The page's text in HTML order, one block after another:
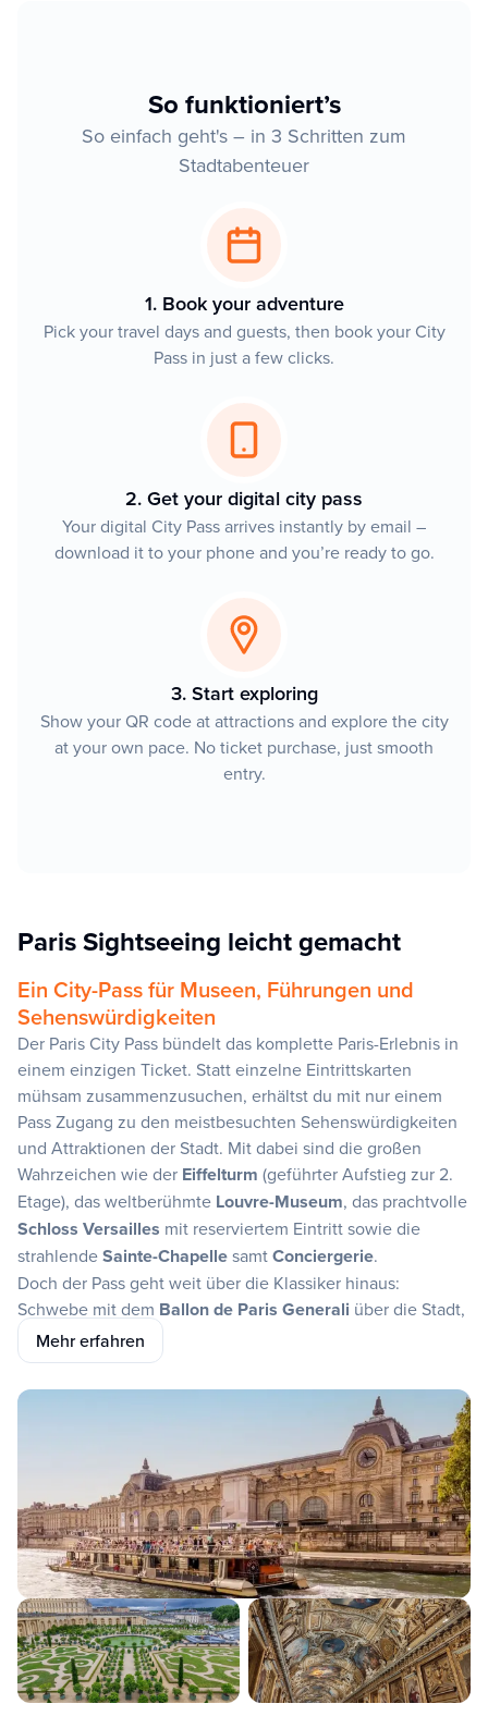
So funktioniert’s
So einfach geht's – in 3 Schritten zum
Stadtabenteuer
1. Book your adventure
Pick your travel days and guests, then book your City
Pass in just a few clicks.
2. Get your digital city pass
Your digital City Pass arrives instantly by email –
download it to your phone and you’re ready to go.
3. Start exploring
Show your QR code at attractions and explore the city
at your own pace. No ticket purchase, just smooth
entry.
Paris Sightseeing leicht gemacht
Ein City-Pass für Museen, Führungen und
Sehenswürdigkeiten
Der Paris City Pass bündelt das komplette Paris-Erlebnis in
einem einzigen Ticket. Statt einzelne Eintrittskarten
mühsam zusammenzusuchen, erhältst du mit nur einem
Pass Zugang zu den meistbesuchten Sehenswürdigkeiten
und Attraktionen der Stadt. Mit dabei sind die großen
Wahrzeichen wie der Eiffelturm (geführter Aufstieg zur 2.
Etage), das weltberühmte Louvre-Museum, das prachtvolle
Schloss Versailles mit reserviertem Eintritt sowie die
strahlendeSainte-ChapellesamtConciergerie.
Doch der Pass geht weit über die Klassiker hinaus:
Schwebe mit dem Ballon de Paris Generali über die Stadt,
erkunde das Künstlerviertel
geführten Tour, lausche dem
oder tauche bei einer Verkostung inLes Caves du Louvre
in die französische Weinkultur ein. Architektur- und
Fondation Louis Vuittonmit
exklusiver Führung, während du beimFragonard Parfum
Workshopdeinen eigenen Duft kreierst. Mit der flexiblen
Hop-on-Hop-off-Bustour, demFahrradverleih, einer
geführtenFahrradtourzu den Highlights und der
selbstgeführten Tour über den berühmten FriedhofPère-
Lachaiseentdeckst du Paris ganz nach deinem Geschmack
– Skip-the-Line-Eintritt inklusive.
Ideal für deine Städtereise nach Paris – ob Kurztrip oder
ganze Woche: Du genießt direktenZugang zu allen Paris
Mehr erfahren